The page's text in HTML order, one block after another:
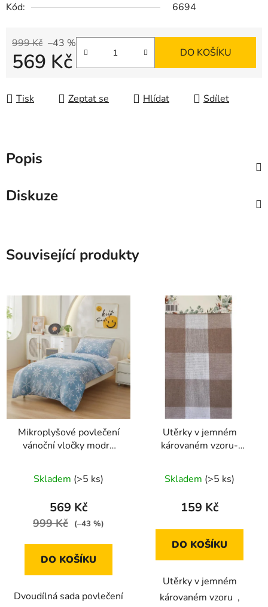
Kód:
6694
999 Kč –43 %
569 Kč DO KOŠÍKU
Tisk Zeptat se Hlídat Sdílet
Popis
Diskuze
Související produkty
Mikroplyšové povlečení
vánoční vločky modré
Skladem (>5 ks)
569 Kč
999 Kč (–43 %)
DO KOŠÍKU
Dvoudílná sada povlečení
Utěrky v jemném
károvaném vzoru-
Skladem (>5 ks)
159 Kč
DO KOŠÍKU
Utěrky v jemném
károvaném vzoru ,